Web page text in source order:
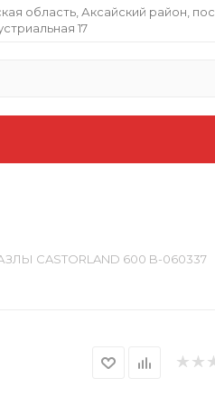
область​, Аксайский район, пос.
17
CASTORLAND 600 B-060337